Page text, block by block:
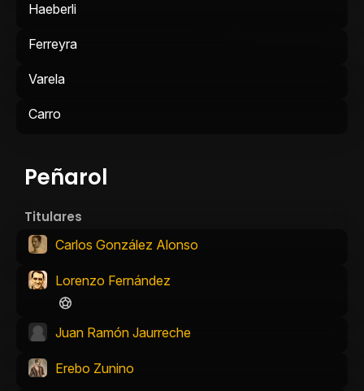
Peñarol
Titulares
Carlos González Alonso
Lorenzo Fernández
Juan Ramón Jaurreche
Erebo Zunino
Haeberli
Ferreyra
Varela
Carro